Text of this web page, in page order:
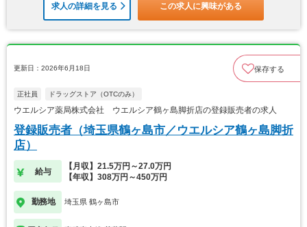
求人の詳細を見る この求人に興味がある
更新日：2026年6月18日 保存する
正社員 ドラッグストア（OTCのみ）
ウエルシア薬局株式会社 ウエルシア鶴ヶ島脚折店の登録販売者の求人
登録販売者（埼玉県鶴ヶ島市／ウエルシア鶴ヶ島脚折
店）
給与
【月収】21.5万円～27.0万円
【年収】308万円～450万円
勤務地 埼玉県 鶴ヶ島市